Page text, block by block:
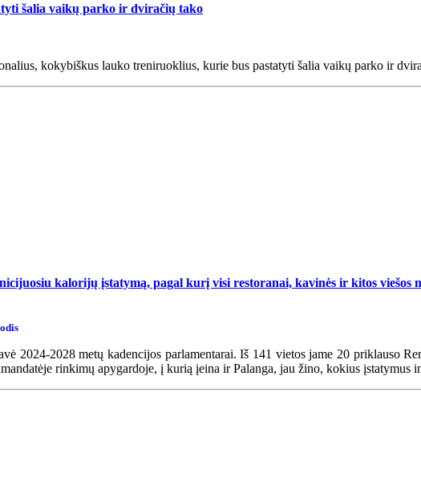
šalia vaikų parko ir dviračių tako
kokybiškus lauko treniruoklius, kurie bus pastatyti šalia vaikų parko ir
kalorijų įstatymą, pagal kurį visi restoranai, kavinės ir kitos
2024-2028 metų kadencijos parlamentarai. Iš 141 vietos jame 20 priklauso
rinkimų apygardoje, į kurią įeina ir Palanga, jau žino, kokius įstatymus